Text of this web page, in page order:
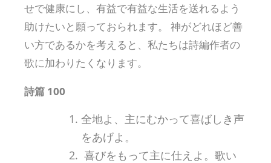
せで健康にし、有益で有益な生活を送れるよう
助けたいと願っておられます。 神がどれほど善
い方であるかを考えると、私たちは詩編作者の
歌に加わりたくなります。
詩篇 100
全地よ、主にむかって喜ばしき声
をあげよ。
喜びをもって主に仕えよ。歌い